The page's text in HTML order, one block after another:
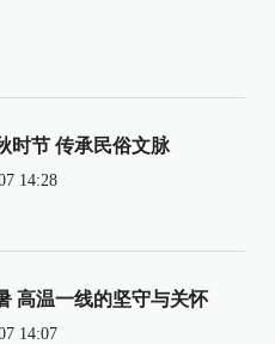
时节 传承民俗文脉
14:28
高温一线的坚守与关怀
14:07